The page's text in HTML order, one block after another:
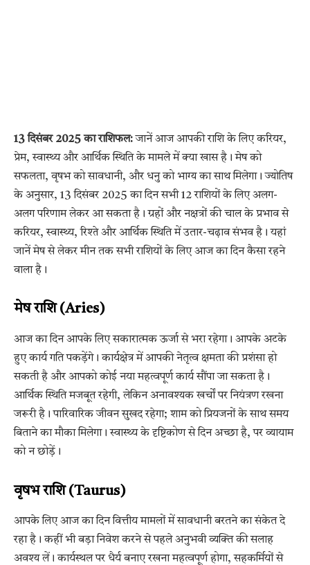
13 दिसंबर 2025 का राशिफल:जानें आज आपकी राशि के लिए करियर,
प्रेम, स्वास्थ्य और आर्थिक स्थिति के मामले में क्या खास है। मेष को
सफलता, वृषभ को सावधानी, और धनु को भाग्य का साथ मिलेगा। ज्योतिष
के अनुसार, 13 दिसंबर 2025 का दिन सभी 12 राशियों के लिए अलग-
अलग परिणाम लेकर आ सकता है। ग्रहों और नक्षत्रों की चाल के प्रभाव से
करियर, स्वास्थ्य, रिश्ते और आर्थिक स्थिति में उतार-चढ़ाव संभव है। यहां
जानें मेष से लेकर मीन तक सभी राशियों के लिए आज का दिन कैसा रहने
वाला है।
मेष राशि (Aries)
आज का दिन आपके लिए सकारात्मक ऊर्जा से भरा रहेगा। आपके अटके
हुए कार्य गति पकड़ेंगे। कार्यक्षेत्र में आपकी नेतृत्व क्षमता की प्रशंसा हो
सकती है और आपको कोई नया महत्वपूर्ण कार्य सौंपा जा सकता है।
आर्थिक स्थिति मजबूत रहेगी, लेकिन अनावश्यक खर्चों पर नियंत्रण रखना
जरूरी है। पारिवारिक जीवन सुखद रहेगा; शाम को प्रियजनों के साथ समय
बिताने का मौका मिलेगा। स्वास्थ्य के दृष्टिकोण से दिन अच्छा है, पर व्यायाम
को न छोड़ें।
वृषभ राशि (Taurus)
आपके लिए आज का दिन वित्तीय मामलों में सावधानी बरतने का संकेत दे
रहा है। कहीं भी बड़ा निवेश करने से पहले अनुभवी व्यक्ति की सलाह
अवश्य लें। कार्यस्थल पर धैर्य बनाए रखना महत्वपूर्ण होगा, सहकर्मियों से